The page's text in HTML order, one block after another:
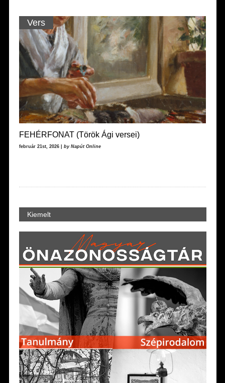
Vers
FEHÉRFONAT (Török Ági versei)
február 21st, 2026 | by Napút Online
Kiemelt